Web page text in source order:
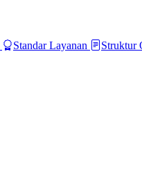
Standar Layanan Struktur